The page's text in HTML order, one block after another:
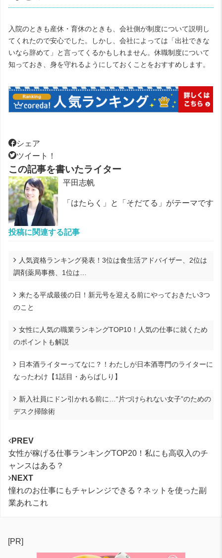
入院のときも産休・育休のときも、会社側が制度について説明し
てくれたので安心でした。しかし、会社によっては「出社できな
いなら辞めて」と言ってくるかもしれません。休職制度について
知っておき、身を守れるようにしておくことをおすすめします。
シェア
ツイート！
この記事を書いたライター
平田志帆
「はたらく」と「そだてる」がテーマです
投稿に関連する記事
人気資格ランキング発表！3位は食生活アドバイザー、2位は
調剤薬局事務、1位は…
来たる平成最後の日！新元号を迎える前にやっておきたい3つ
のこと
女性に人気の職業ランキングTOP10！人気の仕事に就くため
のポイントも解説
日本酒ライターってなに？！わたしが日本酒専門のライターに
なったわけ【1話目・あらばしり】
新入社員にドン引かれる前に…“片づけられない女子”のための
デスク掃除術
PREV
女性が稼げる仕事ランキングTOP20！私にも高収入のチ
ャンスはある？
NEXT
憧れのお仕事にもチャレンジできる？ネットを使った副
業あれこれ
[PR]